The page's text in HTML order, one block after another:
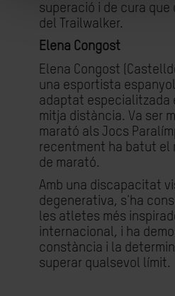
superació i de cura
del Trailwalker.
Elena Congost
Elena Congost
una esportista
adaptat especialitzada
mitja distància. Va ser
marató als Jocs
recentment ha batut el
de marató.
Amb una discapacitat
degenerativa, s'ha
les atletes més
internacional, i ha
constància i la
superar qualsevol límit.